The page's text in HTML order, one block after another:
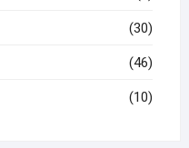
(30)
(46)
(10)